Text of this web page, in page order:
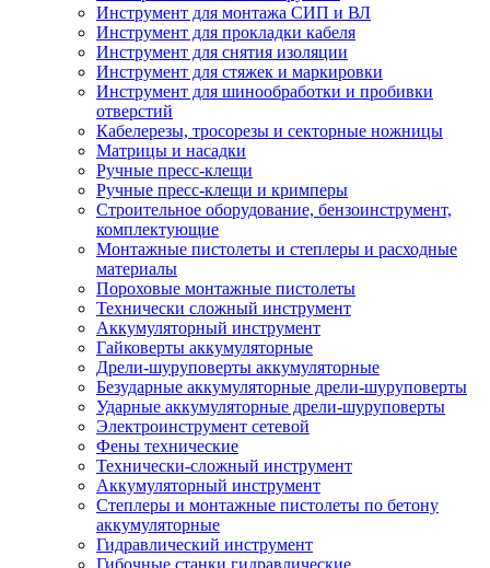
Инструмент для монтажа СИП и ВЛ
Инструмент для прокладки кабеля
Инструмент для снятия изоляции
Инструмент для стяжек и маркировки
Инструмент для шинообработки и пробивки
отверстий
Кабелерезы, тросорезы и секторные ножницы
Матрицы и насадки
Ручные пресс-клещи
Ручные пресс-клещи и кримперы
Строительное оборудование, бензоинструмент,
комплектующие
Монтажные пистолеты и степлеры и расходные
материалы
Пороховые монтажные пистолеты
Технически сложный инструмент
Аккумуляторный инструмент
Гайковерты аккумуляторные
Дрели-шуруповерты аккумуляторные
Безударные аккумуляторные дрели-шуруповерты
Ударные аккумуляторные дрели-шуруповерты
Электроинструмент сетевой
Фены технические
Технически-сложный инструмент
Аккумуляторный инструмент
Степлеры и монтажные пистолеты по бетону
аккумуляторные
Гидравлический инструмент
Гибочные станки гидравлические